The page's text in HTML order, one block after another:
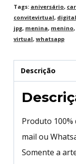
Tags: aniversário,
convitevirtual, digital
jpg, menina, menino,
virtual, whatsapp
Descrição
Produto
mail ou
Somente a